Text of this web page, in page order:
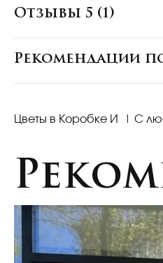
Отзывы 5 (1)
Рекомендации
Цветы в Коробке И | С